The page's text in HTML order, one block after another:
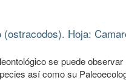
Hoja:
se puede
así como su